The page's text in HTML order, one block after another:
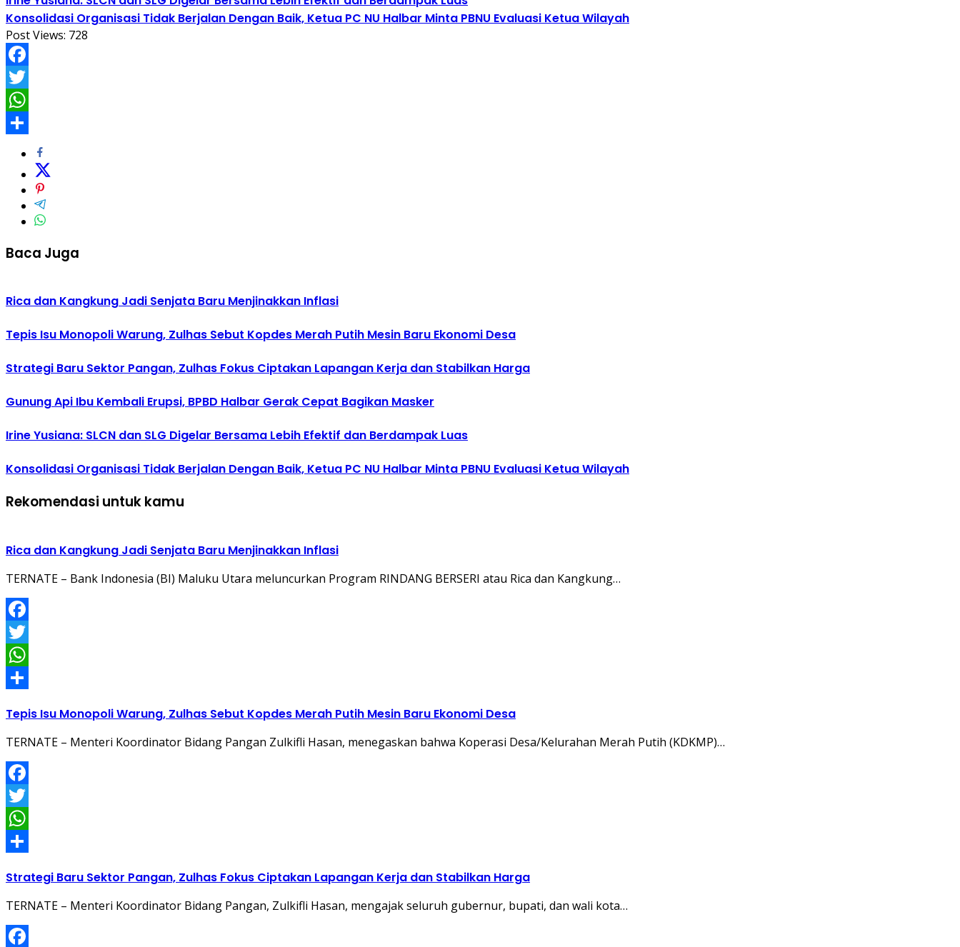
Konsolidasi Organisasi Tidak Berjalan Dengan Baik, Ketua PC NU Halbar Minta PBNU Evaluasi Ketua Wilayah
Post Views: 728
Facebook
Twitter
WhatsApp
Baca Juga
Rica dan Kangkung Jadi Senjata Baru Menjinakkan Inflasi
Tepis Isu Monopoli Warung, Zulhas Sebut Kopdes Merah Putih Mesin Baru Ekonomi Desa
Strategi Baru Sektor Pangan, Zulhas Fokus Ciptakan Lapangan Kerja dan Stabilkan Harga
Gunung Api Ibu Kembali Erupsi, BPBD Halbar Gerak Cepat Bagikan Masker
Irine Yusiana: SLCN dan SLG Digelar Bersama Lebih Efektif dan Berdampak Luas
Konsolidasi Organisasi Tidak Berjalan Dengan Baik, Ketua PC NU Halbar Minta PBNU Evaluasi Ketua Wilayah
Rekomendasi untuk kamu
Rica dan Kangkung Jadi Senjata Baru Menjinakkan Inflasi
TERNATE – Bank Indonesia (BI) Maluku Utara meluncurkan Program RINDANG BERSERI atau Rica dan Kangkung…
Facebook
Twitter
WhatsApp
Tepis Isu Monopoli Warung, Zulhas Sebut Kopdes Merah Putih Mesin Baru Ekonomi Desa
TERNATE – Menteri Koordinator Bidang Pangan Zulkifli Hasan, menegaskan bahwa Koperasi Desa/Kelurahan Merah Putih (KDKMP)…
Facebook
Twitter
WhatsApp
Strategi Baru Sektor Pangan, Zulhas Fokus Ciptakan Lapangan Kerja dan Stabilkan Harga
TERNATE – Menteri Koordinator Bidang Pangan, Zulkifli Hasan, mengajak seluruh gubernur, bupati, dan wali kota…